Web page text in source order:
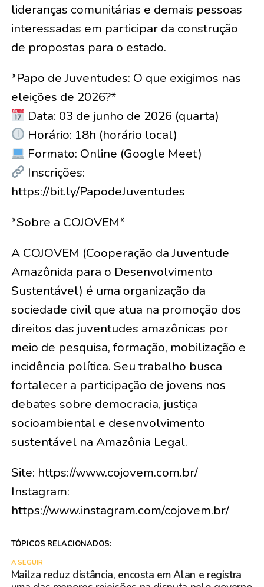
lideranças comunitárias e demais pessoas
interessadas em participar da construção
de propostas para o estado.
*Papo de Juventudes: O que exigimos nas
eleições de 2026?*
Data: 03 de junho de 2026 (quarta)
Horário: 18h (horário local)
Formato: Online (Google Meet)
Inscrições:
https://bit.ly/PapodeJuventudes
*Sobre a COJOVEM*
A COJOVEM (Cooperação da Juventude
Amazônida para o Desenvolvimento
Sustentável) é uma organização da
sociedade civil que atua na promoção dos
direitos das juventudes amazônicas por
meio de pesquisa, formação, mobilização e
incidência política. Seu trabalho busca
fortalecer a participação de jovens nos
debates sobre democracia, justiça
socioambiental e desenvolvimento
sustentável na Amazônia Legal.
Site: https://www.cojovem.com.br/
Instagram:
https://www.instagram.com/cojovem.br/
TÓPICOS RELACIONADOS:
A SEGUIR
Mailza reduz distância, encosta em Alan e registra